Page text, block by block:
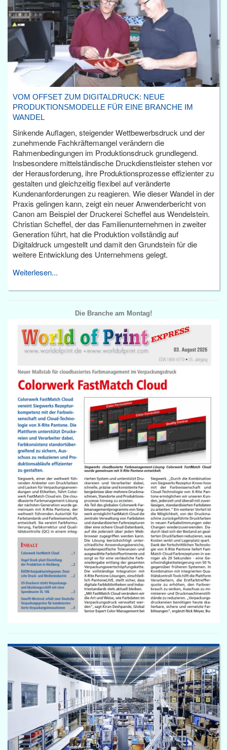
VOM OFFSET ZUM DIGITALDRUCK: NEUE
PRODUKTIONSMODELLE FÜR EINE BRANCHE IM
WANDEL
Sinkende Auflagen, steigender Wettbewerbsdruck und der
zunehmende Fachkräftemangel verändern die
Rahmenbedingungen im Produktionsdruck grundlegend.
Insbesondere mittelständische Druckdienstleister stehen vor
der Herausforderung, ihre Produktionsprozesse effizienter zu
gestalten und gleichzeitig flexibel auf veränderte
Kundenanforderungen zu reagieren. Wie dieser Wandel in der
Praxis gelingen kann, zeigt ein neuer Anwenderbericht von
Canon am Beispiel der Druckerei Scheffel aus Wendelstein.
Christian Scheffel, der das Familienunternehmen in zweiter
Generation führt, hat die Produktion vollständig auf
Digitaldruck umgestellt und damit den Grundstein für die
weitere Entwicklung des Unternehmens gelegt.
Weiterlesen...
Die Branche am Montag!